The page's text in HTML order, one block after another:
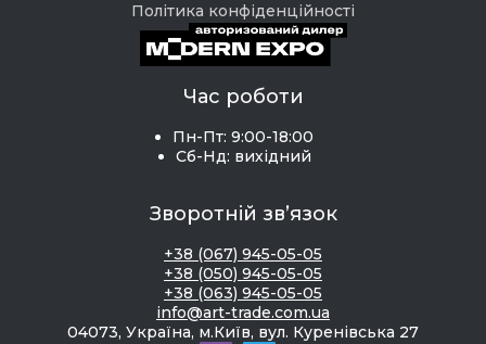
Політика конфіденційності
Час роботи
Пн-Пт: 9:00-18:00
Сб-Нд: вихідний
Зворотній зв’язок
+38 (067) 945-05-05
+38 (050) 945-05-05
+38 (063) 945-05-05
info@art-trade.com.ua
04073, Україна, м.Київ, вул. Куренівська 27